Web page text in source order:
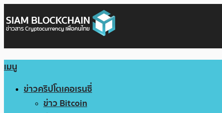
เมนู
ข่าวคริปโตเคอเรนซี่
ข่าว Bitcoin